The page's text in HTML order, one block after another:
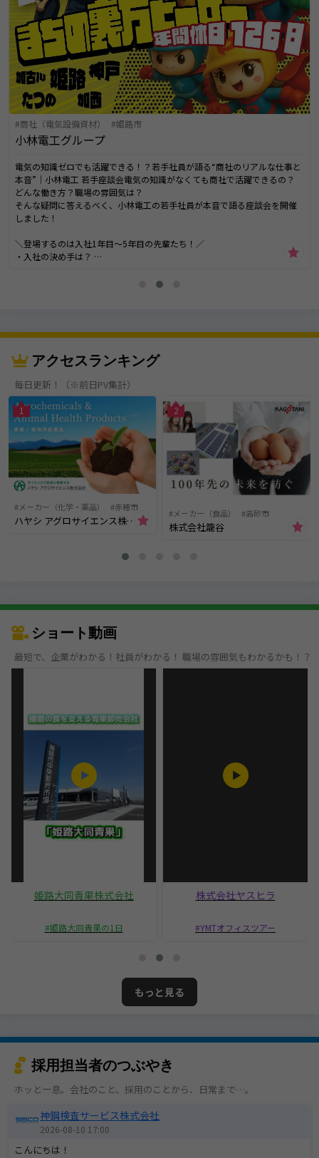
商社（電気設備資材） 姫路市
小林電工グループ
電気の知識ゼロでも活躍できる！？若手社員が語る“商社のリアルな仕事と
本音”｜小林電工 若手座談会電気の知識がなくても商社で活躍できるの？
どんな働き方？職場の雰囲気は？
そんな疑問に答えるべく、小林電工の若手社員が本音で語る座談会を開催
しました！
＼登場するのは入社1年目～5年目の先輩たち！／
・入社の決め手は？
「商社の仕事」「営業職のリアル」「BtoB企業」「若手の働き方」などが
📌電気設備資材って何？という方も大歓迎！
私たち小林電工は、街のインフラや暮らしを支える“縁の下の力持ち”。
文系出身・電気未経験の若手も多数活躍しています！
動画を見てみる！https://www.youtube.com/watch?v=qUWY4LTGNmcマ
ンガで分かる！小林電工
アクセスランキング
毎日更新！（※前日PV集計）
用品） 三木市
1
メーカー（化学・薬品） 赤穂市
ハヤシ アグロサイエンス株式会社
2
メーカー（食品） 高砂市
株式会社籠谷
ショート動画
最短で、企業がわかる！社員がわかる！ 職場の雰囲気もわかるかも！？
姫路大同青果株式会社
姫路大同青果の1日
株式会社ヤスヒラ
YMTオフィスツアー
もっと見る
採用担当者のつぶやき
ホッと一息。会社のこと、採用のことから、日常まで…。
神鋼検査サービス株式会社
2026-08-10 17:00
こんにちは！